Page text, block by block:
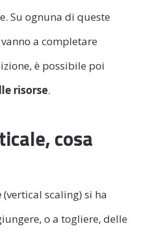
Su ognuna di queste
a completare
è possibile poi
risorse.
cosa
(vertical scaling) si ha
o a togliere, delle